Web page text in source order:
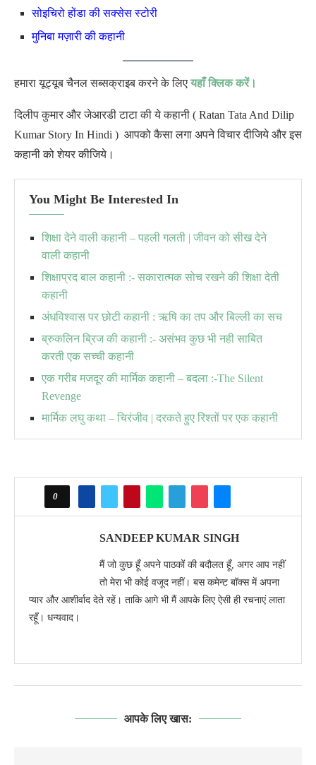
सोइचिरो होंडा की सक्सेस स्टोरी
मुनिबा मज़ारी की कहानी
हमारा यूट्यूब चैनल सब्सक्राइब करने के लिए यहाँ क्लिक करें।
दिलीप कुमार और जेआरडी टाटा की ये कहानी ( Ratan Tata And Dilip
Kumar Story In Hindi ) आपको कैसा लगा अपने विचार दीजिये और इस
कहानी को शेयर कीजिये।
You Might Be Interested In
शिक्षा देने वाली कहानी – पहली गलती | जीवन को सीख देने
वाली कहानी
शिक्षाप्रद बाल कहानी :- सकारात्मक सोच रखने की शिक्षा देती
कहानी
अंधविश्वास पर छोटी कहानी : ऋषि का तप और बिल्ली का सच
ब्रुकलिन ब्रिज की कहानी :- असंभव कुछ भी नही साबित
करती एक सच्ची कहानी
एक गरीब मजदूर की मार्मिक कहानी – बदला :-The Silent
Revenge
मार्मिक लघु कथा – चिरंजीव | दरकते हुए रिश्तों पर एक कहानी
0
SANDEEP KUMAR SINGH
मैं जो कुछ हूँ अपने पाठकों की बदौलत हूँ, अगर आप नहीं
तो मेरा भी कोई वजूद नहीं। बस कमेन्ट बॉक्स में अपना
प्यार और आशीर्वाद देते रहें। ताकि आगे भी मैं आपके लिए ऐसी ही रचनाएं लाता
रहूँ। धन्यवाद।
आपके लिए खास: